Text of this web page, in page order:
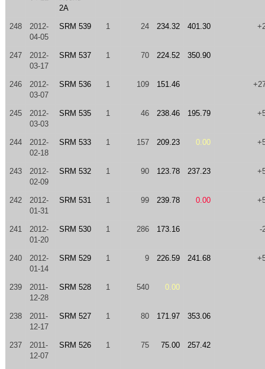
2A
248
2012-
04-05
SRM 539 1 24 234.32 401.30
247
2012-
03-17
SRM 537 1 70 224.52 350.90
246
2012-
03-07
SRM 536 1 109 151.46
245
2012-
03-03
SRM 535 1 46 238.46 195.79
244
2012-
02-18
SRM 533 1 157 209.23 0.00
243
2012-
02-09
SRM 532 1 90 123.78 237.23
242
2012-
01-31
SRM 531 1 99 239.78 0.00
241
2012-
01-20
SRM 530 1 286 173.16 -
240
2012-
01-14
SRM 529 1 9 226.59 241.68
239
2011-
12-28
SRM 528 1 540 0.00
238
2011-
12-17
SRM 527 1 80 171.97 353.06
237
2011-
12-07
SRM 526 1 75 75.00 257.42